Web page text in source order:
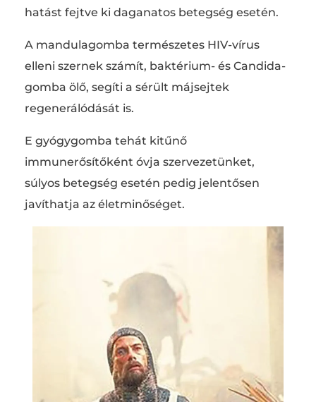
hatást fejtve ki daganatos betegség esetén.
A mandulagomba természetes HIV-vírus
elleni szernek számít, baktérium- és Candida-
gomba ölő, segíti a sérült májsejtek
regenerálódását is.
E gyógygomba tehát kitűnő
immunerősítőként óvja szervezetünket,
súlyos betegség esetén pedig jelentősen
javíthatja az életminőséget.